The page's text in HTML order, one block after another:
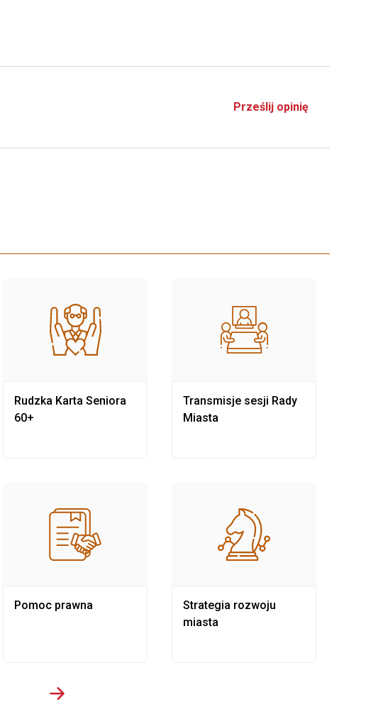
Prześlij opinię
Rudzka Karta Seniora
60+
Pomoc prawna
Transmisje sesji Rady
Miasta
Strategia rozwoju
miasta